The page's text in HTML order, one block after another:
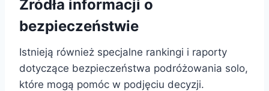
Źródła informacji o
bezpieczeństwie
Istnieją również specjalne rankingi i raporty
dotyczące bezpieczeństwa podróżowania solo,
które mogą pomóc w podjęciu decyzji.